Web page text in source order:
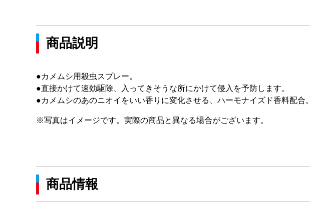
商品説明
●カメムシ用殺虫スプレー。
●直接かけて速効駆除、入ってきそうな所にかけて侵入を予防します。
●カメムシのあのニオイをいい香りに変化させる、ハーモナイズド香料配合。
※写真はイメージです。実際の商品と異なる場合がございます。
商品情報